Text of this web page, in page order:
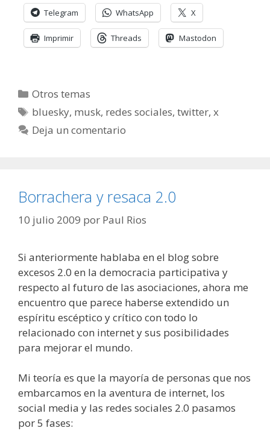
Telegram WhatsApp X
Imprimir Threads Mastodon
Categorías
Otros temas
Etiquetas
bluesky, musk, redes sociales,twitter,x
Deja un comentario
Borrachera y resaca 2.0
10 julio 2009 por Paul Rios
Si anteriormente hablaba en el blog sobre
excesos 2.0 en la democracia participativa y
respecto al futuro de las asociaciones, ahora me
encuentro que parece haberse extendido un
espíritu escéptico y crítico con todo lo
relacionado con internet y sus posibilidades
para mejorar el mundo.
Mi teoría es que la mayoría de personas que nos
embarcamos en la aventura de internet, los
social media y las redes sociales 2.0 pasamos
por 5 fases: